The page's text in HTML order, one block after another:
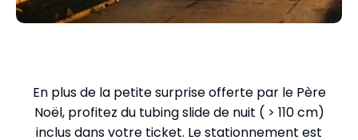
En plus de la petite surprise offerte par le Père
Noël, profitez du tubing slide de nuit ( > 110 cm)
inclus dans votre ticket. Le stationnement est